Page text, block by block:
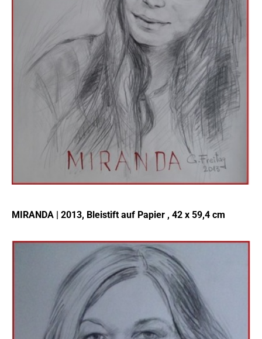
MIRANDA | 2013, Bleistift auf Papier , 42 x 59,4 cm